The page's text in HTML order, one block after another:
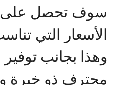
سوف تحصل على
الأسعار التي
وهذا بجانب
محترف ذو خبرة